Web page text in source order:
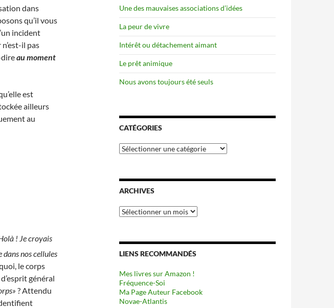
dans
qu’il vous
incident
il pas
direau moment
est
ailleurs
au
! Je croyais
nos cellules
le corps
d’esprit général
? Attendu
Une des mauvaises associations d’idées
La peur de vivre
Intérêt ou détachement aimant
Le prêt animique
Nous avons toujours été seuls
CATÉGORIES
Catégories
ARCHIVES
Archives
LIENS RECOMMANDÉS
Mes livres sur Amazon !
Fréquence-Soi
Ma Page Auteur Facebook
Novae-Atlantis